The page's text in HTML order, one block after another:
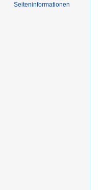
Seiten­informationen